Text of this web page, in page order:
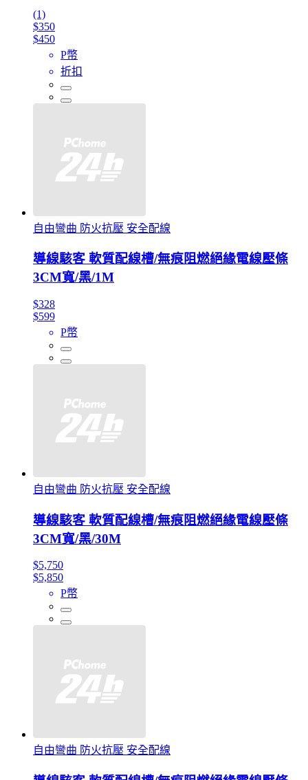
(1)
$350
$450
P幣
折扣
自由彎曲 防火抗壓 安全配線
導線駭客 軟質配線槽/無痕阻燃絕緣電線壓條
3CM寬/黑/1M
$328
$599
P幣
自由彎曲 防火抗壓 安全配線
導線駭客 軟質配線槽/無痕阻燃絕緣電線壓條
3CM寬/黑/30M
$5,750
$5,850
P幣
自由彎曲 防火抗壓 安全配線